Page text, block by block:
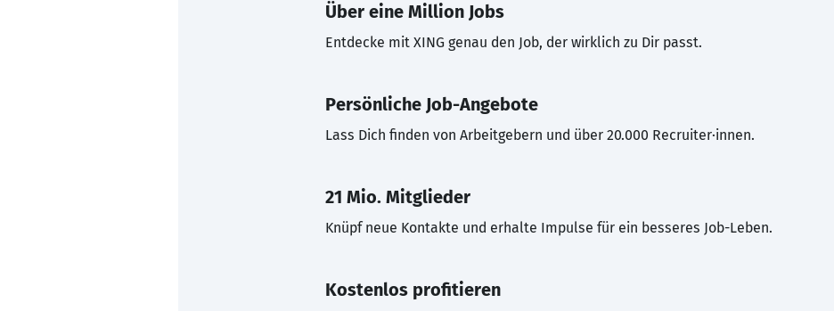
Über eine Million Jobs
Entdecke mit XING genau den Job, der wirklich zu Dir passt.
Persönliche Job-Angebote
Lass Dich finden von Arbeitgebern und über 20.000 Recruiter·innen.
21 Mio. Mitglieder
Knüpf neue Kontakte und erhalte Impulse für ein besseres Job-Leben.
Kostenlos profitieren